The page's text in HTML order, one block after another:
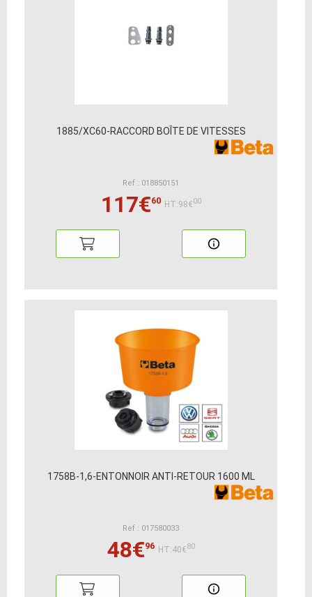
1885/XC60-RACCORD BOÎTE DE VITESSES
Ref : 018850151
117€60 HT:98€00
1758B-1,6-ENTONNOIR ANTI-RETOUR 1600 ML
Ref : 017580033
48€96 HT:40€80